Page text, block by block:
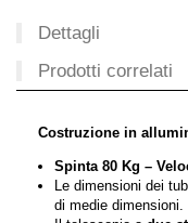
Dettagli
Prodotti correlati
Costruzione in
Spinta 80 Kg –
Le dimensioni dei
di medie dimensioni.